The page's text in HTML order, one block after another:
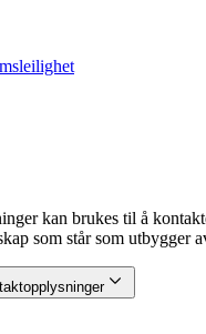
kan brukes til å
som står som utbygger